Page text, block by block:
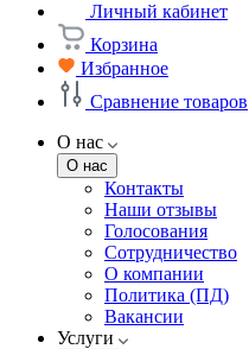
Личный кабинет
Корзина
Избранное
Сравнение товаров
О нас
О нас
Контакты
Наши отзывы
Голосования
Сотрудничество
О компании
Политика (ПД)
Вакансии
Услуги